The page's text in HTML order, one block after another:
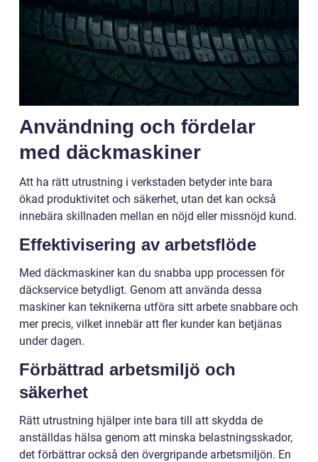
Användning och fördelar
med däckmaskiner
Att ha rätt utrustning i verkstaden betyder inte bara
ökad produktivitet och säkerhet, utan det kan också
innebära skillnaden mellan en nöjd eller missnöjd kund.
Effektivisering av arbetsflöde
Med däckmaskiner kan du snabba upp processen för
däckservice betydligt. Genom att använda dessa
maskiner kan teknikerna utföra sitt arbete snabbare och
mer precis, vilket innebär att fler kunder kan betjänas
under dagen.
Förbättrad arbetsmiljö och
säkerhet
Rätt utrustning hjälper inte bara till att skydda de
anställdas hälsa genom att minska belastningsskador,
det förbättrar också den övergripande arbetsmiljön. En